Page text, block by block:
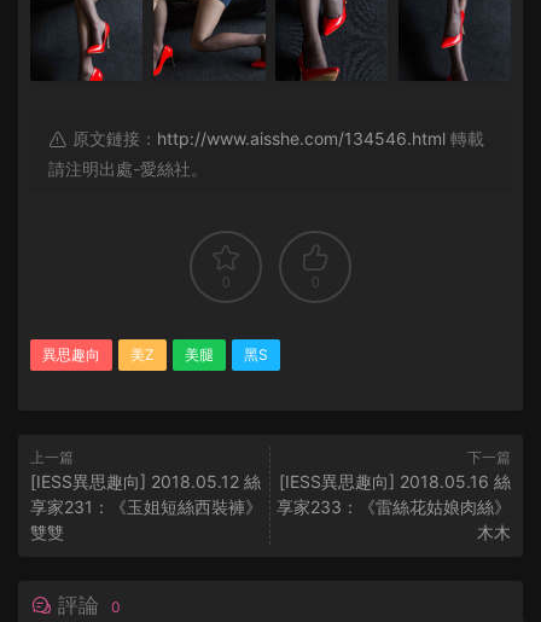
原文鏈接： http://www.aisshe.com/134546.html 轉載
請注明出處-愛絲社。
0 0
異思趣向 美Z 美腿 黑S
上一篇
[IESS異思趣向] 2018.05.12 絲
享家231：《玉姐短絲西裝褲》
雙雙
下一篇
[IESS異思趣向] 2018.05.16 絲
享家233：《雷絲花姑娘肉絲》
木木
評論 0